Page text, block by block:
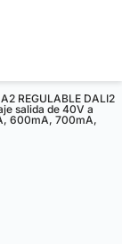
REGULABLE DALI2
salida de 40V a
600mA, 700mA,